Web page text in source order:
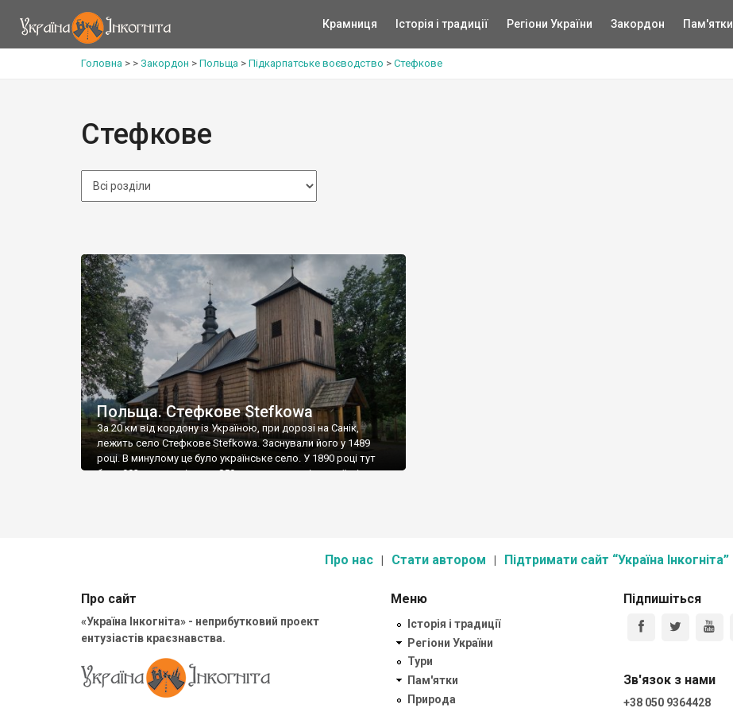
Крамниця Історія і традиції Регіони України Закордон Пам'ятки
Головна > > Закордон > Польща > Підкарпатське воєводство > Стефкове
Стефкове
Польща. Стефкове Stefkowa
За 20 км від кордону із Україною, при дорозі на Санік,
лежить село Стефкове Stefkowa. Заснували його у 1489
році. В минулому це було українське село. У 1890 році тут
було 992 мешканці, з них 859 греко-католиків-українців, а у
Про нас Стати автором Підтримати сайт “Україна Інкогніта”
Про сайт
«Україна Інкогніта» - неприбутковий проект
ентузіастів краєзнавства.
Меню
Історія і традиції
Регіони України
Тури
Пам'ятки
Природа
Підпишіться
Зв'язок з нами
+38 050 9364428